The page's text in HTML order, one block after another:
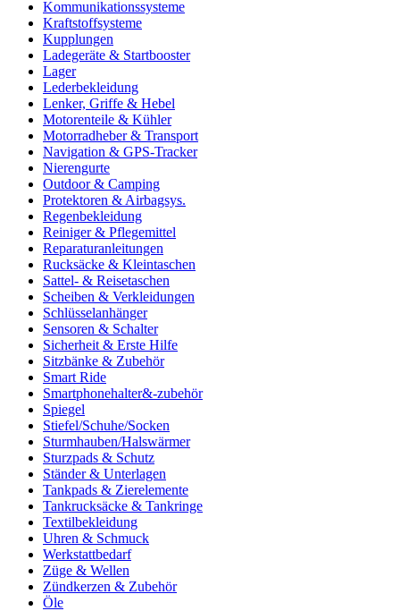
Kommunikationssysteme
Kraftstoffsysteme
Kupplungen
Ladegeräte & Startbooster
Lager
Lederbekleidung
Lenker, Griffe & Hebel
Motorenteile & Kühler
Motorradheber & Transport
Navigation & GPS-Tracker
Nierengurte
Outdoor & Camping
Protektoren & Airbagsys.
Regenbekleidung
Reiniger & Pflegemittel
Reparaturanleitungen
Rucksäcke & Kleintaschen
Sattel- & Reisetaschen
Scheiben & Verkleidungen
Schlüsselanhänger
Sensoren & Schalter
Sicherheit & Erste Hilfe
Sitzbänke & Zubehör
Smart Ride
Smartphonehalter&-zubehör
Spiegel
Stiefel/Schuhe/Socken
Sturmhauben/Halswärmer
Sturzpads & Schutz
Ständer & Unterlagen
Tankpads & Zierelemente
Tankrucksäcke & Tankringe
Textilbekleidung
Uhren & Schmuck
Werkstattbedarf
Züge & Wellen
Zündkerzen & Zubehör
Öle